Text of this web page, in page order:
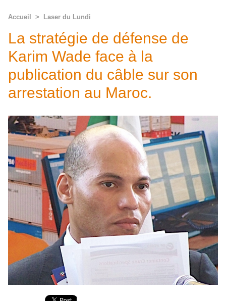
Accueil > Laser du Lundi
La stratégie de défense de
Karim Wade face à la
publication du câble sur son
arrestation au Maroc.